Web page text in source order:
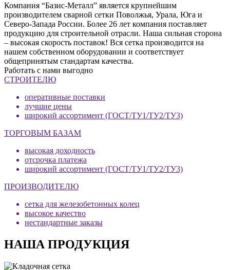
Компания “Базис-Металл” является крупнейшим
производителем сварной сетки Поволжья, Урала, Юга и
Северо-Запада России. Более 26 лет компания поставляет
продукцию для строительной отрасли. Наша сильная сторона
– высокая скорость поставок! Вся сетка производится на
нашем собственном оборудовании и соответствует
общепринятым стандартам качества.
Работать с нами выгодно
СТРОИТЕЛЮ
оперативные поставки
лучшие цены
широкий ассортимент (ГОСТ/ТУ1/ТУ2/ТУ3)
ТОРГОВЫМ БАЗАМ
высокая доходность
отсрочка платежа
широкий ассортимент (ГОСТ/ТУ1/ТУ2/ТУ3)
ПРОИЗВОДИТЕЛЮ
сетка для железобетонных колец
высокое качество
нестандартные заказы
НАША ПРОДУКЦИЯ